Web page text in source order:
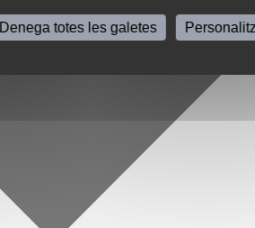
Denega totes les galetes